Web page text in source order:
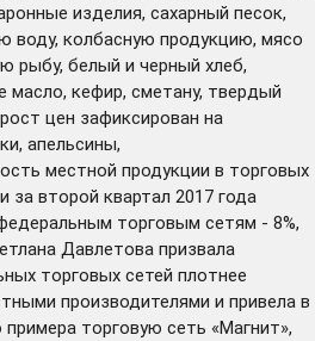
изделия, сахарный песок,
воду, колбасную продукцию, мясо
рыбу, белый и черный хлеб,
масло, кефир, сметану, твердый
цен зафиксирован на
апельсины,
местной продукции в торговых
за второй квартал 2017 года
торговым сетям - 8%,
Давлетова призвала
торговых сетей плотнее
производителями и привела в
торговую сеть «Магнит»,